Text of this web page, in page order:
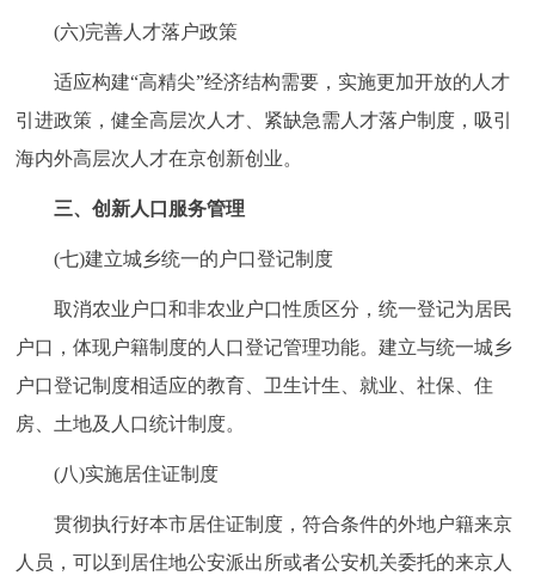
(六)完善人才落户政策
适应构建“高精尖”经济结构需要，实施更加开放的人才
引进政策，健全高层次人才、紧缺急需人才落户制度，吸引
海内外高层次人才在京创新创业。
三、创新人口服务管理
(七)建立城乡统一的户口登记制度
取消农业户口和非农业户口性质区分，统一登记为居民
户口，体现户籍制度的人口登记管理功能。建立与统一城乡
户口登记制度相适应的教育、卫生计生、就业、社保、住
房、土地及人口统计制度。
(八)实施居住证制度
贯彻执行好本市居住证制度，符合条件的外地户籍来京
人员，可以到居住地公安派出所或者公安机关委托的来京人